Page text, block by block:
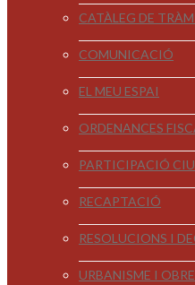
CATÀLEG DE
COMUNICACIÓ
EL MEU ESPAI
ORDENANCES
PARTICIPACIÓ
RECAPTACIÓ
RESOLUCIONS I
URBANISME I